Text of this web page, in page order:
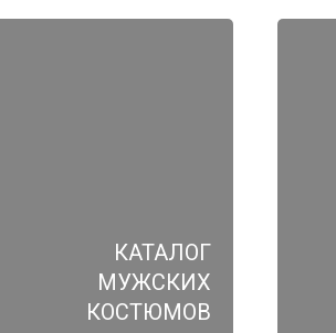
КАТАЛОГ
МУЖСКИХ
КОСТЮМОВ